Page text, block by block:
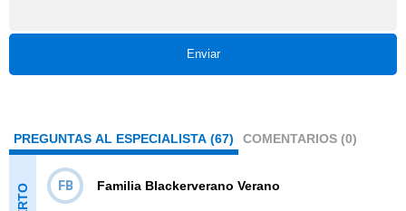
Enviar
PREGUNTAS AL ESPECIALISTA (67) COMENTARIOS (0)
FB Familia Blackerverano Verano